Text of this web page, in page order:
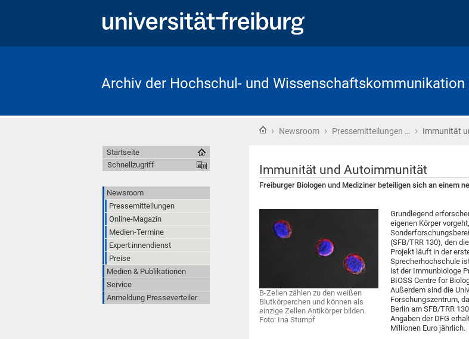
Archiv der Hochschul- und Wissenschaftskommunikation
Startseite
› Newsroom › Pressemitteilungen … › Immunität
Immunität und Autoimmunität
Freiburger Biologen und Mediziner beteiligen sich an einem
B-Zellen zählen zu den weißen
Blutkörperchen und können als
einzige Zellen Antikörper bilden.
Foto: Ina Stumpf
Grundlegend
eigenen Körper
(SFB/TRR 130), den
Projekt läuft in der
Sprecherhochschule
ist der Immunbiologe
BIOSS Centre for
Außerdem sind die
Forschungszentrum,
Berlin am SFB/TRR
Angaben der DFG
Millionen Euro jährlich.
Startseite
Schnellzugriff
Newsroom
Pressemitteilungen
Online-Magazin
Medien-Termine
Expert:innendienst
Preise
Medien & Publikationen
Service
Anmeldung Presseverteiler